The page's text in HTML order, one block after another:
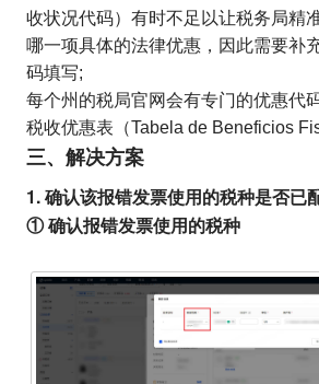
收状况代码）有时不足以让税务局精
哪一项具体的法律优惠，因此需要补
码填写;
每个州的税局官网会有专门的优惠代
税收优惠表（Tabela de Beneficios
三、解决方案
1. 确认该报错发票使用的税种是否已
① 确认报错发票使用的税种